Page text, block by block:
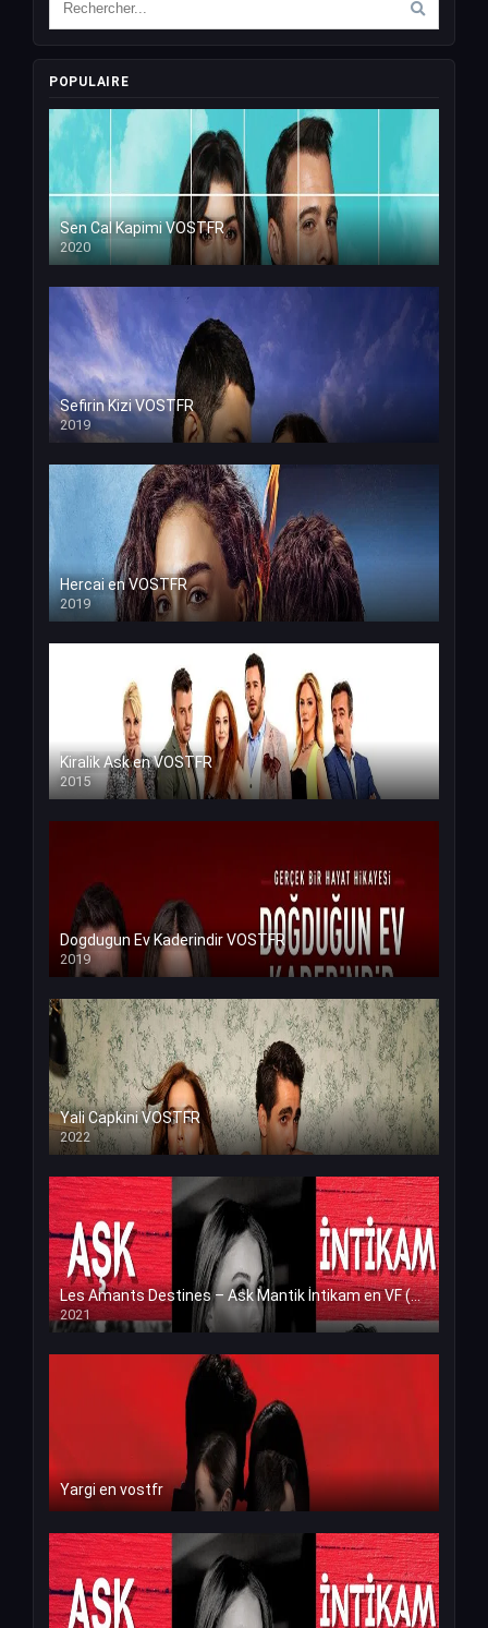
POPULAIRE
Sen Cal Kapimi VOSTFR
2020
Sefirin Kizi VOSTFR
2019
Hercai en VOSTFR
2019
Kiralik Ask en VOSTFR
2015
Dogdugun Ev Kaderindir VOSTFR
2019
Yali Capkini VOSTFR
2022
Les Amants Destines – Ask Mantik İntikam en VF (Voix Francaise)
2021
Yargi en vostfr